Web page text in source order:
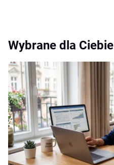
Wybrane dla Ciebie